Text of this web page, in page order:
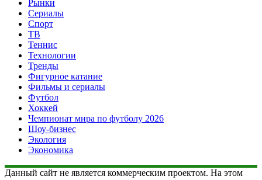
Рынки
Сериалы
Спорт
ТВ
Теннис
Технологии
Тренды
Фигурное катание
Фильмы и сериалы
Футбол
Хоккей
Чемпионат мира по футболу 2026
Шоу-бизнес
Экология
Экономика
Данный сайт не является коммерческим проектом. На этом